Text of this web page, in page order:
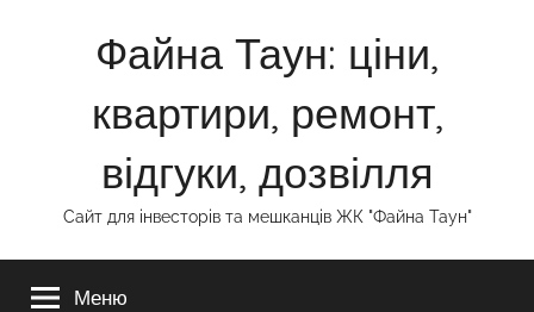
Файна Таун: ціни,
квартири, ремонт,
відгуки, дозвілля
Сайт для інвесторів та мешканців ЖК "Файна Таун"
Меню